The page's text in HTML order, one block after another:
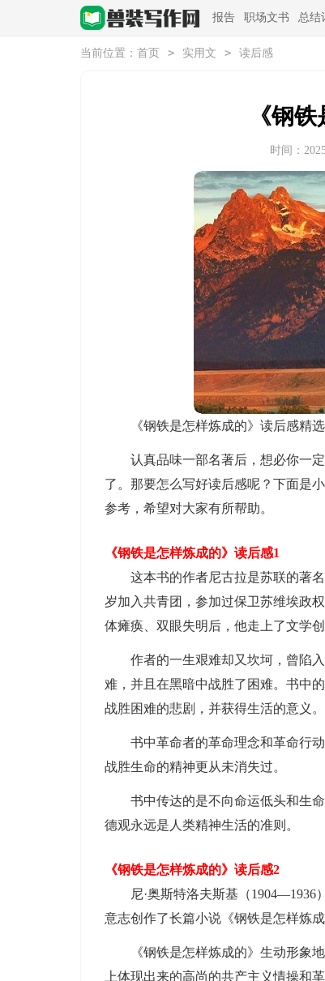
报告 职场文书 总结
当前位置： 首页 > 实用文 > 读后感
《钢
时间：
《钢铁是怎样炼成的》读后感精
认真品味一部名著后，想必你一
了。那要怎么写好读后感呢？下面是
参考，希望对大家有所帮助。
《钢铁是怎样炼成的》读后感1
这本书的作者尼古拉是苏联的著
岁加入共青团，参加过保卫苏维埃政
体瘫痪、双眼失明后，他走上了文学创
作者的一生艰难却又坎坷，曾陷
难，并且在黑暗中战胜了困难。书中
战胜困难的悲剧，并获得生活的意义。
书中革命者的革命理念和革命行
战胜生命的精神更从未消失过。
书中传达的是不向命运低头和生
德观永远是人类精神生活的准则。
《钢铁是怎样炼成的》读后感2
尼·奥斯特洛夫斯基（1904—1936
意志创作了长篇小说《钢铁是怎样炼成
《钢铁是怎样炼成的》生动形象
上体现出来的高尚的共产主义情操和